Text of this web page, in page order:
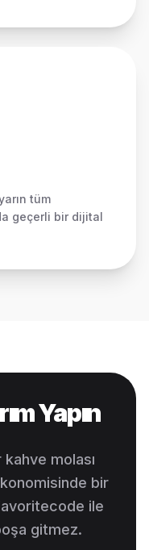
tüm
geçerli bir dijital
Yapın
molası
bir
ile
gitmez.